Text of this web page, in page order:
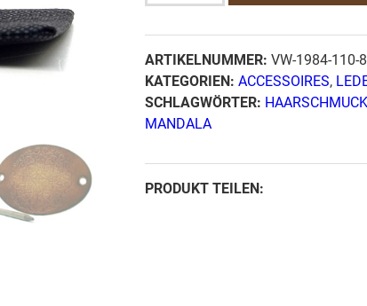
OX
Antique
Lion
Mandala
-
World
Menge
ARTIKELNUMMER: VW-1984-110-
KATEGORIEN: ACCESSOIRES,
SCHLAGWÖRTER: HAARSCHMUCK
MANDALA
PRODUKT TEILEN: